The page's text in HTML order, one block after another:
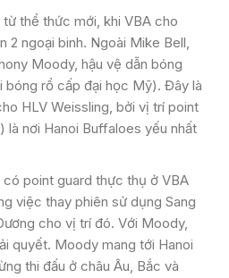
thể thức mới, khi VBA cho
2 ngoại binh. Ngoài Mike Bell,
Moody, hậu vệ dẫn bóng
bóng rổ cấp đại học Mỹ). Đây là
HLV Weissling, bởi vị trí point
là nơi Hanoi Buffaloes yếu nhất
point guard thực thụ ở VBA
việc thay phiên sử dụng Sang
cho vị trí đó. Với Moody,
quyết. Moody mang tới Hanoi
thi đấu ở châu Âu, Bắc và